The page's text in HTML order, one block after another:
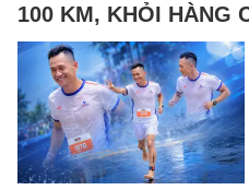
100 KM, KHỎI HÀNG